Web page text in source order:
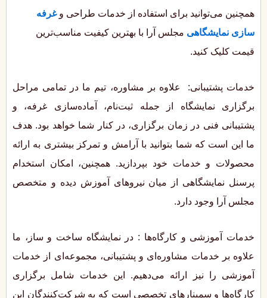
همچنین می‌توانید برای استفاده از خدمات طراحی وغرفه
سازی نمایشگاهی مجلس آرا با بهترین کیفیت مناسب‌ترین
قیمت کلیک کنید.
خدمات پشتیبانی: علاوه بر مشاوره، تیم ما در تمامی مراحل
برگزاری نمایشگاه از جمله ثبت‌نام، آماده‌سازی غرفه، و
پشتیبانی فنی در زمان برگزاری، در کنار شما خواهد بود. هدف
ما این است که شما بتوانید با آرامش و تمرکز بیشتری به ارائه
محصولات و خدمات خود بپردازید. همچنین، امکان استخدام
پرسنل نمایشگاهی از میان نیروهای آموزش دیده و متخصص
مجلس آرا وجود دارد.
خدمات آموزشی و کارگاه‌ها : در نمایشگاه ساخت و ساز، ما
علاوه بر خدمات مشاوره‌ای و پشتیبانی، مجموعه‌ای از خدمات
آموزشی را نیز ارائه می‌دهیم. این خدمات شامل برگزاری
کارگاه‌ها و سمینارهای تخصصی است که به شرکت‌کنندگان این